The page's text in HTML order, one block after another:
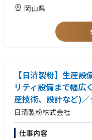
【歓迎要件】
・上場企業での経理実務経験
・ベンチャー／スタートア
・効率的な決算・開示に向
・日商簿記検定2級以上 ・
岡山県
【日清製粉】生産
リティ設備まで幅広
産技術、設計など)
日清製粉株式会社
仕事内容